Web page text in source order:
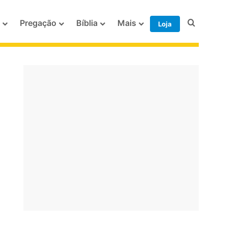
Pregação Bíblia Mais Loja Procurar por